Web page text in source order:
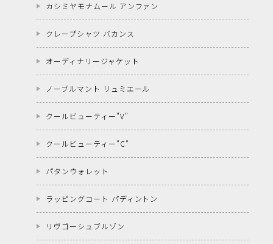
カシミヤモナムール アンファン
クレープシャツ バカンス
オーディナリージャケット
ノーブルマント リュミエール
クールビューティー"V"
クールビューティー"C"
パタンウォレット
ラッピングコート パディントン
リヴゴーシュブルゾン